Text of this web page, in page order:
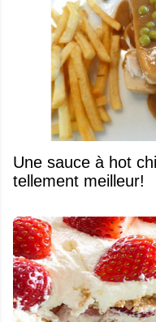
Une sauce à hot
tellement meilleur!